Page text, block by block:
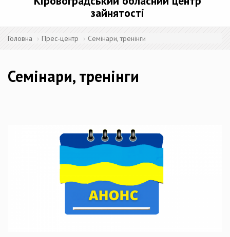
зайнятості
Головна Прес-центр Семінари, тренінги
Семінари, тренінги